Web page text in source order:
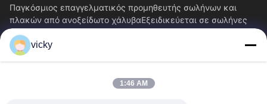
Παγκόσμιος επαγγελματικός προμηθευτής σωλήνων και
πλακών από ανοξείδωτο χάλυβαΕξειδικεύεται σε σωλήνες
και πλάκες από ανοξείδωτο χάλυβα, παρέχοντας...
Γρήγορες Συνδέσεις
Γύρος Εργοστασίων
vicky
1:46 AM